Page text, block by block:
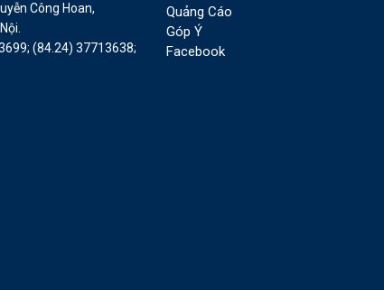
Công Hoan,
(84.24) 37713638;
Quảng Cáo
Góp Ý
Facebook